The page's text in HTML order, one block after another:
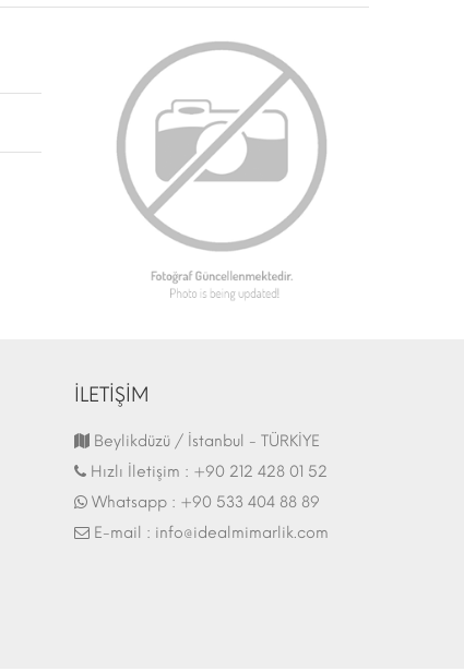
Fuar Stand | 07.10.2017
İLETİŞİM
Beylikdüzü / İstanbul - TÜRKİYE
Hızlı İletişim : +90 212 428 01 52
Whatsapp : +90 533 404 88 89
E-mail : info@idealmimarlik.com